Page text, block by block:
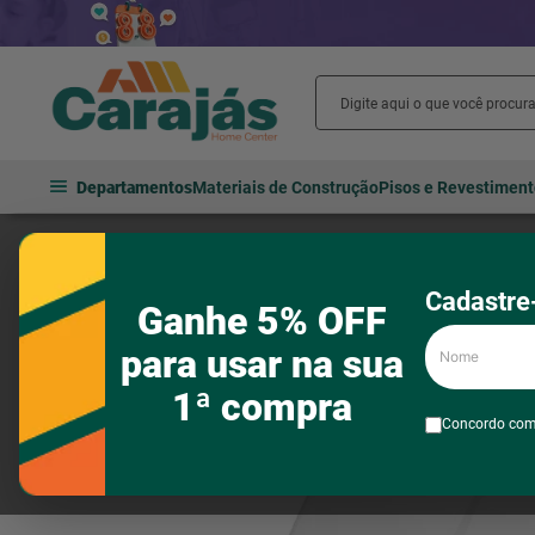
DepartamentosMateriais de ConstruçãoPisos e
Ganhe 5% OFF
para usar na sua
1ª compra
Nome
Concordo
Hidráulica